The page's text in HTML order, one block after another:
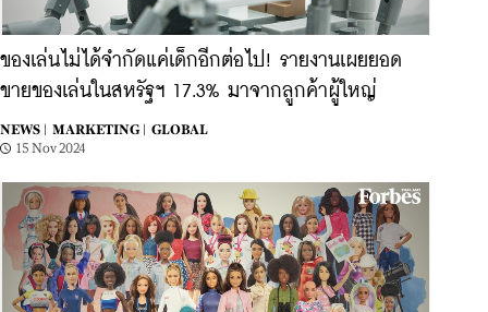
ของเล่นไม่ได้จำกัดแค่เด็กอีกต่อไป! รายงานเผยยอด
ขายของเล่นในสหรัฐฯ 17.3% มาจากลูกค้าผู้ใหญ่
NEWS | MARKETING |
GLOBAL
15 Nov 2024